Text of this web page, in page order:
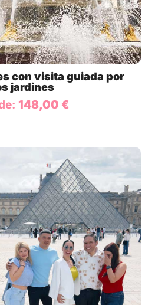
con visita guiada por
jardines
148,00 €